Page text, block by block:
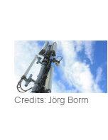
Credits: Jörg Borm